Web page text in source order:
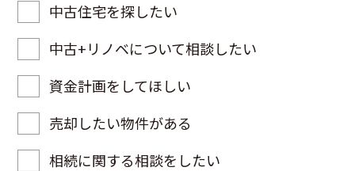
中古住宅を探したい
中古+リノベについて相談したい
資金計画をしてほしい
売却したい物件がある
相続に関する相談をしたい